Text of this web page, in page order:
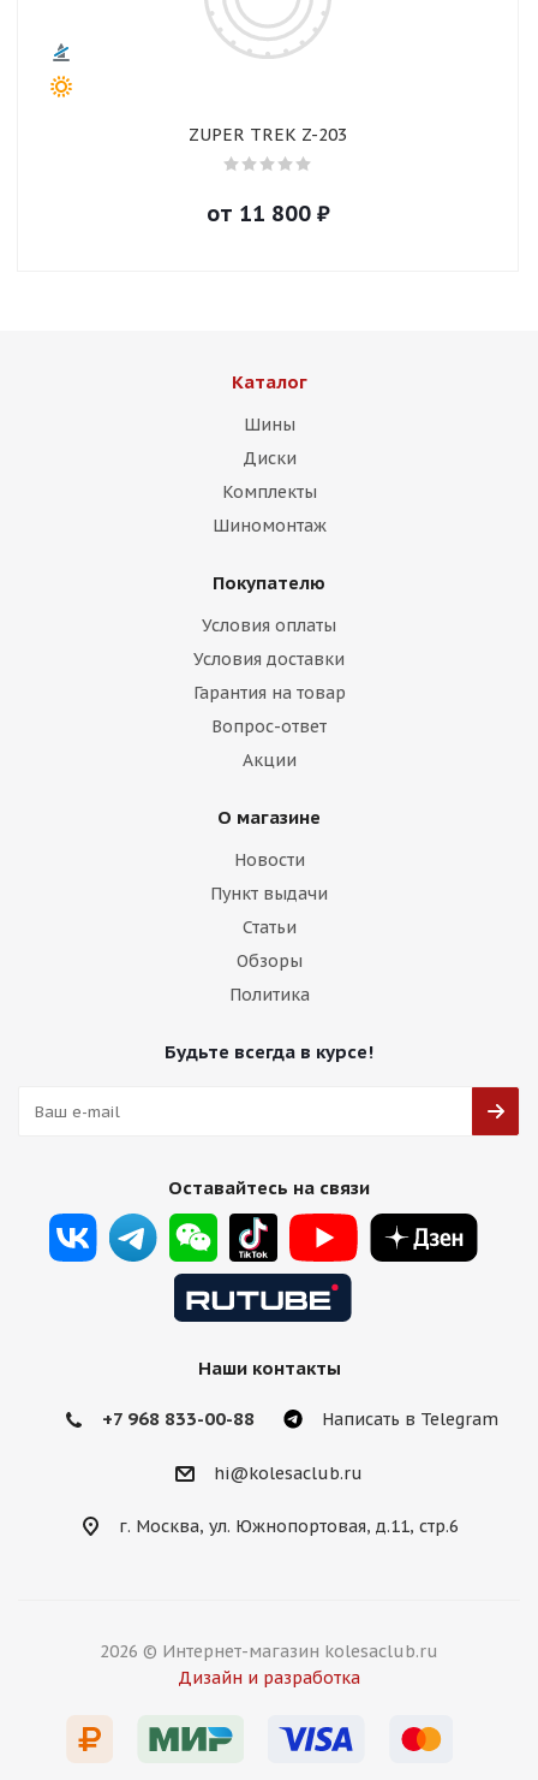
ZUPER TREK Z-203
от 11 800₽
Каталог
Шины
Диски
Комплекты
Шиномонтаж
Покупателю
Условия оплаты
Условия доставки
Гарантия на товар
Вопрос-ответ
Акции
О магазине
Новости
Пункт выдачи
Статьи
Обзоры
Политика
Будьте всегда в курсе!
Оставайтесь на связи
Наши контакты
+7 968 833-00-88 Написать в Telegram
hi@kolesaclub.ru
г. Москва, ул. Южнопортовая, д.11, стр.6
2026 © Интернет-магазин kolesaclub.ru
Дизайн и разработка